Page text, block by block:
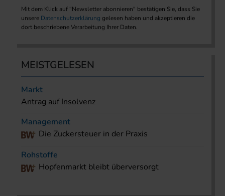
Mit dem Klick auf "Newsletter abonnieren" bestätigen Sie, dass Sie
unsere Datenschutzerklärung gelesen haben und akzeptieren die
dort beschriebene Verarbeitung Ihrer Daten.
MEISTGELESEN
Markt
Antrag auf Insolvenz
Management
Die Zuckersteuer in der Praxis
Rohstoffe
Hopfenmarkt bleibt überversorgt